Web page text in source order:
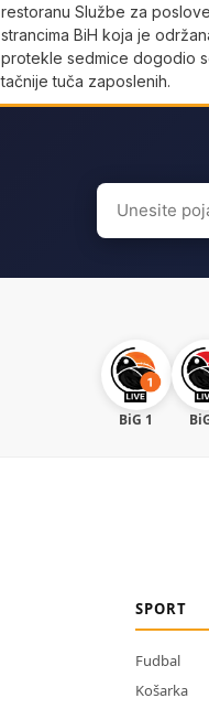
restoranu Službe za
strancima BiH koja je
protekle sedmice dogodio
tačnije tuča zaposlenih.
Search
for:
BiG 1
SPORT
Fudbal
Košarka